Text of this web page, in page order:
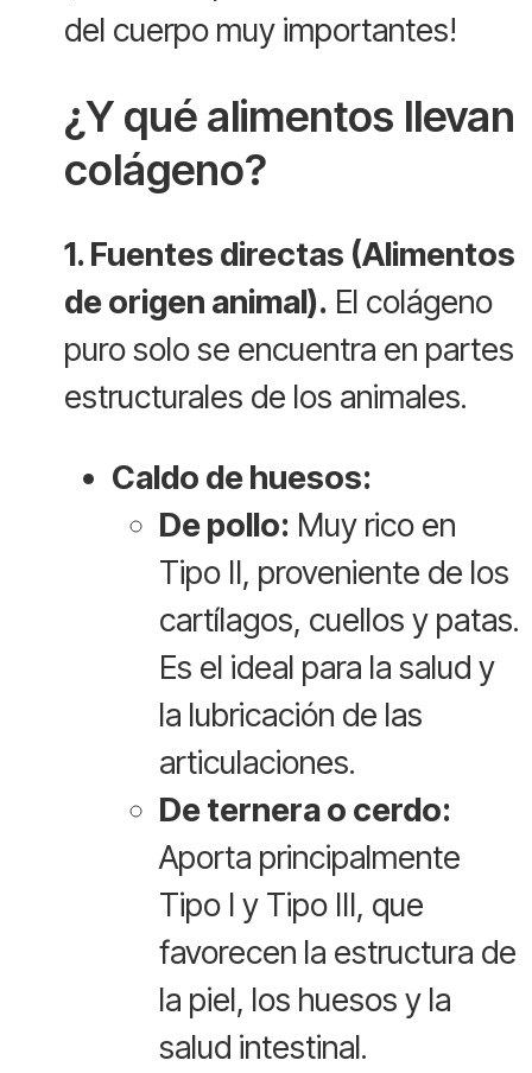
del cuerpo muy importantes!
¿Y qué alimentos llevan
colágeno?
1. Fuentes directas (Alimentos
de origen animal). El colágeno
puro solo se encuentra en partes
estructurales de los animales.
Caldo de huesos:
De pollo: Muy rico en
Tipo II, proveniente de los
cartílagos, cuellos y patas.
Es el ideal para la salud y
la lubricación de las
articulaciones.
De ternera o cerdo:
Aporta principalmente
Tipo I y Tipo III, que
favorecen la estructura de
la piel, los huesos y la
salud intestinal.